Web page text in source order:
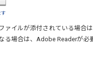
ァイルが添付されている場合は
る場合は、 Adobe Readerが必